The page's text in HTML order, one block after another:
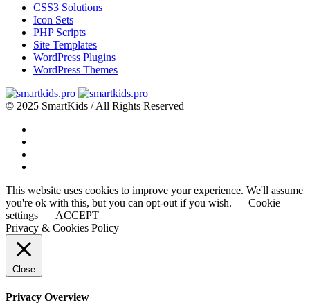
CSS3 Solutions
Icon Sets
PHP Scripts
Site Templates
WordPress Plugins
WordPress Themes
© 2025 SmartKids / All Rights Reserved
This website uses cookies to improve your experience. We'll assume
you're ok with this, but you can opt-out if you wish.
Cookie
settings
ACCEPT
Privacy & Cookies Policy
Close
Privacy Overview